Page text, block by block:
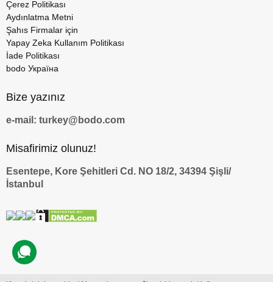
Çerez Politikası
Aydınlatma Metni
Şahıs Firmalar için
Yapay Zeka Kullanım Politikası
İade Politikası
bodo Україна
Bize yazınız
e-mail: turkey@bodo.com
Misafirimiz olunuz!
Esentepe, Kore Şehitleri Cd. NO 18/2, 34394 Şişli/
İstanbul